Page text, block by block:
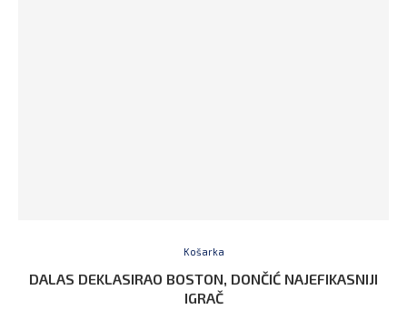
Košarka
DALAS DEKLASIRAO BOSTON, DONČIĆ NAJEFIKASNIJI
IGRAČ